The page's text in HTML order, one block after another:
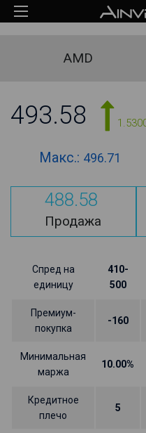
AMD
493.58
Макс.: 496.71
488.58
Продажа
Спред на
единицу
410-
500
Премиум-
покупка
-160
Минимальная
маржа
10.00%
Кредитное
плечо
5